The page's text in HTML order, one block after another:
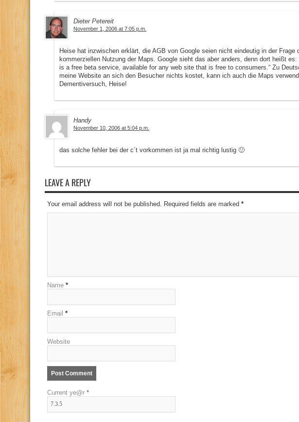
Dieter Petereit
November 1, 2006 at 7:05 p.m.
Heise hat inzwischen erklärt, die AGB von Google seien nicht eindeutig in der Frage
kommerziellen Nutzung der Maps. Google sieht das aber anders, denn dort heißt es:
is a free beta service, available for any web site that is free to consumers.“ Zu
meine Website an sich den Besucher nichts kostet, kann ich auch die Maps
Dementiversuch, Heise!
Handy
November 10, 2006 at 5:04 p.m.
das solche fehler bei der c´t vorkommen ist ja mal richtig lustig 🙂
LEAVE A REPLY
Your email address will not be published. Required fields are marked *
Name *
Email *
Website
Current ye@r *